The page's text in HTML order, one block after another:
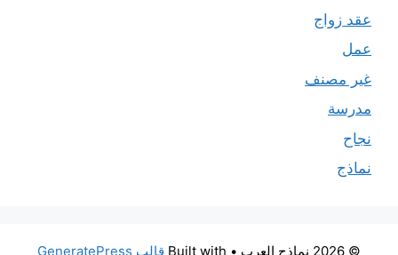
عقد زواج
عمل
غير مصنف
مدرسة
نجاح
نماذج
© 2026 نماذج العرب • Built with قالب GeneratePress